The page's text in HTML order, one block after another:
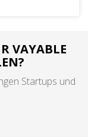
VAYABLE
Startups und